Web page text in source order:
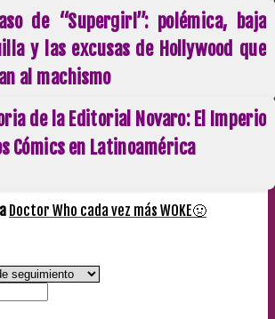
de “Supergirl”: polémica, baja
y las excusas de Hollywood que
al machismo
de la Editorial Novaro: El Imperio
Cómics en Latinoamérica
Doctor Who cada vez más WOKE🤢